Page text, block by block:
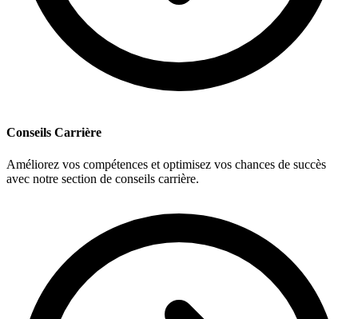
Conseils Carrière
Améliorez vos compétences et optimisez vos chances de succès
avec notre section de conseils carrière.